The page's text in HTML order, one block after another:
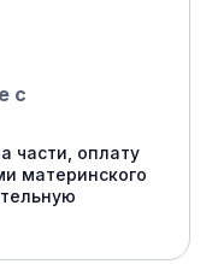
с
части, оплату
материнского